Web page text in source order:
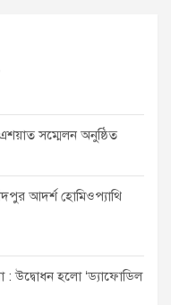
সম্মেলন অনুষ্ঠিত
আদর্শ হোমিওপ্যাথি
: উদ্বোধন হলো ‘ড্যাফোডিল